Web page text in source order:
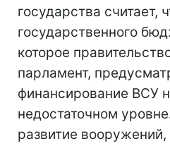
государства считает,
государственного
которое
парламент,
финансирование ВСУ
недостаточном
развитие вооружений,